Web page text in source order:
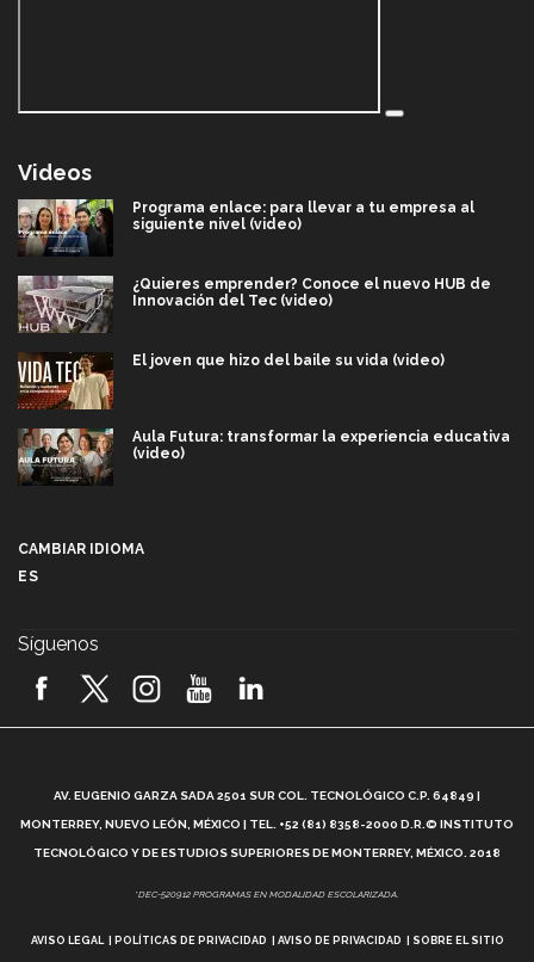
Videos
Programa enlace: para llevar a tu empresa al
siguiente nivel (video)
¿Quieres emprender? Conoce el nuevo HUB de
Innovación del Tec (video)
El joven que hizo del baile su vida (video)
Aula Futura: transformar la experiencia educativa
(video)
2026! (video)
¿Cómo es el Modelo Educativo Tec? (video)
Vida Tec: Feminismo e Inteligencia Artificial, Paola
CAMBIAR IDIOMA
ES
Síguenos
AV. EUGENIO GARZA SADA 2501 SUR COL. TECNOLÓGICO C.P. 64849 |
MONTERREY, NUEVO LEÓN, MÉXICO | TEL. +52 (81) 8358-2000 D.R.© INSTITUTO
TECNOLÓGICO Y DE ESTUDIOS SUPERIORES DE MONTERREY, MÉXICO. 2018
*DEC-520912 PROGRAMAS EN MODALIDAD ESCOLARIZADA.
AVISO LEGAL POLÍTICAS DE PRIVACIDAD AVISO DE PRIVACIDAD SOBRE EL SITIO